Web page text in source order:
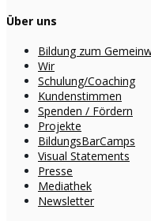
Über uns
Bildung zum
Wir
Schulung/Coaching
Kundenstimmen
Spenden / Fördern
Projekte
BildungsBarCamps
Visual Statements
Presse
Mediathek
Newsletter